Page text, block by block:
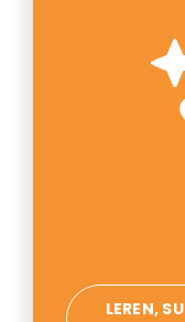
LEREN,